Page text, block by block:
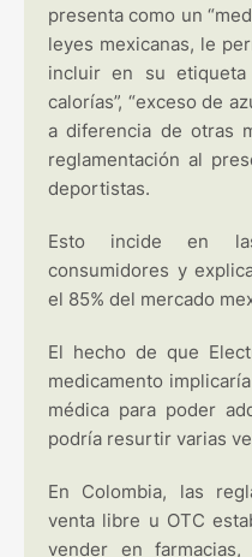
presenta como un
leyes mexicanas, le
incluir en su
calorías”, “exceso de
a diferencia de otras
reglamentación al
deportistas.
Esto incide en
consumidores y
el 85% del mercado
El hecho de que
medicamento
médica para poder
podría resurtir varias
En Colombia, las
venta libre u OTC
vender en farmacias,